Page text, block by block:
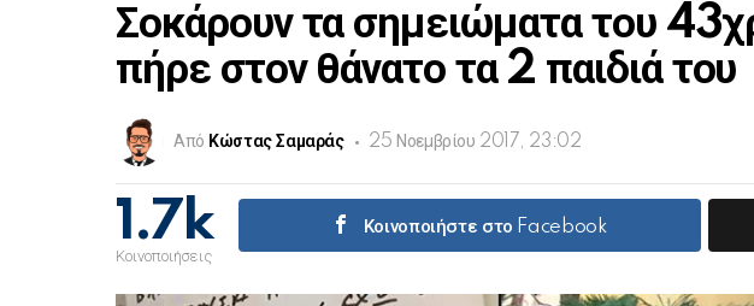
Σοκάρουν τα σημειώματα του
πήρε στον θάνατο τα 2 παιδιά του
Από Κώστας Σαμαράς 25 Νοεμβρίου 2017, 23:02
1.7k
Κοινοποιήσεις
Κοινοποιήστε στο Facebook